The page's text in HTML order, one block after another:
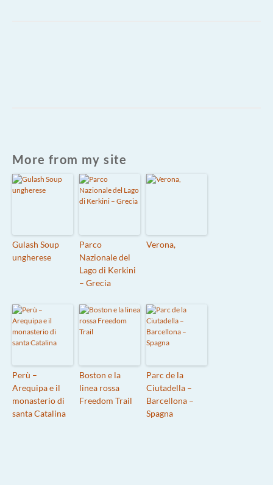
More from my site
Gulash Soup
ungherese
Parco
Nazionale del
Lago di Kerkini
– Grecia
Verona,
Perù –
Arequipa e il
monasterio di
santa Catalina
Boston e la
linea rossa
Freedom Trail
Parc de la
Ciutadella –
Barcellona –
Spagna